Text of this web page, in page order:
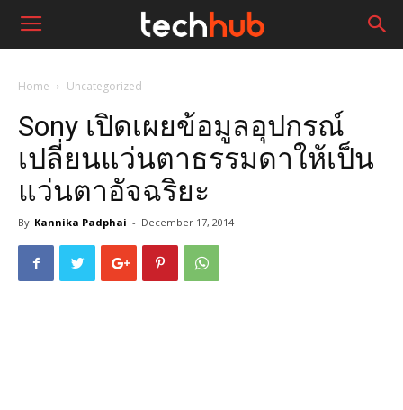
Home Uncategorized
Sony เปิดเผยข้อมูลอุปกรณ์
เปลี่ยนแว่นตาธรรมดาให้เป็น
แว่นตาอัจฉริยะ
By Kannika Padphai - December 17, 2014